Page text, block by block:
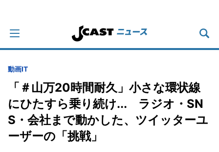
動画IT
「＃山万20時間耐久」小さな環状線
にひたすら乗り続け... ラジオ・SN
S・会社まで動かした、ツイッターユ
ーザーの「挑戦」